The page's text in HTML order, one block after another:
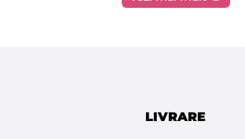
2000
5% (50 ml în 1 L
LIVRARE